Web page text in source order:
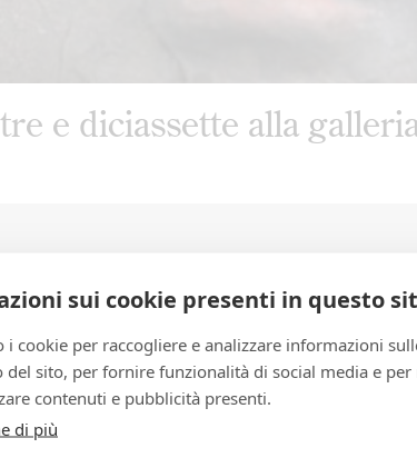
e diciassette alla
sui cookie presenti in questo
i cookie per raccogliere e analizzare informazioni
del sito, per fornire funzionalità di social media e
contenuti e pubblicità presenti.
di più